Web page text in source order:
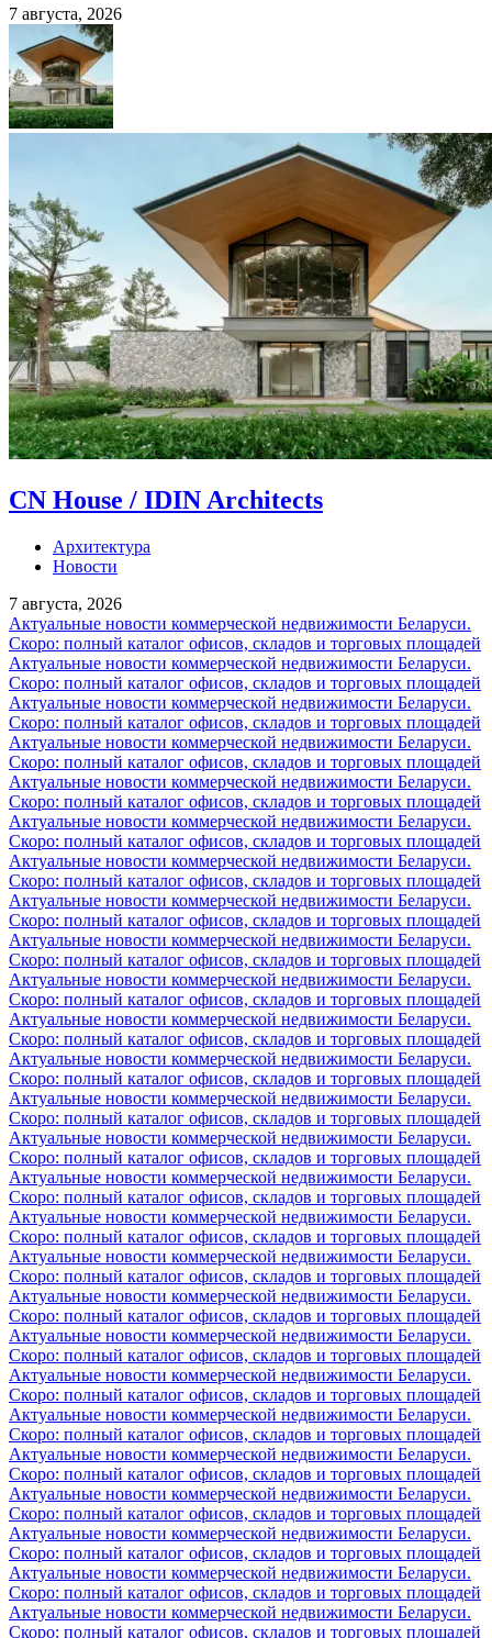
7 августа, 2026
CN House / IDIN Architects
Архитектура
Новости
7 августа, 2026
Актуальные новости коммерческой недвижимости Беларуси.
Скоро: полный каталог офисов, складов и торговых площадей
Актуальные новости коммерческой недвижимости Беларуси.
Скоро: полный каталог офисов, складов и торговых площадей
Актуальные новости коммерческой недвижимости Беларуси.
Скоро: полный каталог офисов, складов и торговых площадей
Актуальные новости коммерческой недвижимости Беларуси.
Скоро: полный каталог офисов, складов и торговых площадей
Актуальные новости коммерческой недвижимости Беларуси.
Скоро: полный каталог офисов, складов и торговых площадей
Актуальные новости коммерческой недвижимости Беларуси.
Скоро: полный каталог офисов, складов и торговых площадей
Актуальные новости коммерческой недвижимости Беларуси.
Скоро: полный каталог офисов, складов и торговых площадей
Актуальные новости коммерческой недвижимости Беларуси.
Скоро: полный каталог офисов, складов и торговых площадей
Актуальные новости коммерческой недвижимости Беларуси.
Скоро: полный каталог офисов, складов и торговых площадей
Актуальные новости коммерческой недвижимости Беларуси.
Скоро: полный каталог офисов, складов и торговых площадей
Актуальные новости коммерческой недвижимости Беларуси.
Скоро: полный каталог офисов, складов и торговых площадей
Актуальные новости коммерческой недвижимости Беларуси.
Скоро: полный каталог офисов, складов и торговых площадей
Актуальные новости коммерческой недвижимости Беларуси.
Скоро: полный каталог офисов, складов и торговых площадей
Актуальные новости коммерческой недвижимости Беларуси.
Скоро: полный каталог офисов, складов и торговых площадей
Актуальные новости коммерческой недвижимости Беларуси.
Скоро: полный каталог офисов, складов и торговых площадей
Актуальные новости коммерческой недвижимости Беларуси.
Скоро: полный каталог офисов, складов и торговых площадей
Актуальные новости коммерческой недвижимости Беларуси.
Скоро: полный каталог офисов, складов и торговых площадей
Актуальные новости коммерческой недвижимости Беларуси.
Скоро: полный каталог офисов, складов и торговых площадей
Актуальные новости коммерческой недвижимости Беларуси.
Скоро: полный каталог офисов, складов и торговых площадей
Актуальные новости коммерческой недвижимости Беларуси.
Скоро: полный каталог офисов, складов и торговых площадей
Актуальные новости коммерческой недвижимости Беларуси.
Скоро: полный каталог офисов, складов и торговых площадей
Актуальные новости коммерческой недвижимости Беларуси.
Скоро: полный каталог офисов, складов и торговых площадей
Актуальные новости коммерческой недвижимости Беларуси.
Скоро: полный каталог офисов, складов и торговых площадей
Актуальные новости коммерческой недвижимости Беларуси.
Скоро: полный каталог офисов, складов и торговых площадей
Актуальные новости коммерческой недвижимости Беларуси.
Скоро: полный каталог офисов, складов и торговых площадей
Актуальные новости коммерческой недвижимости Беларуси.
Скоро: полный каталог офисов, складов и торговых площадей